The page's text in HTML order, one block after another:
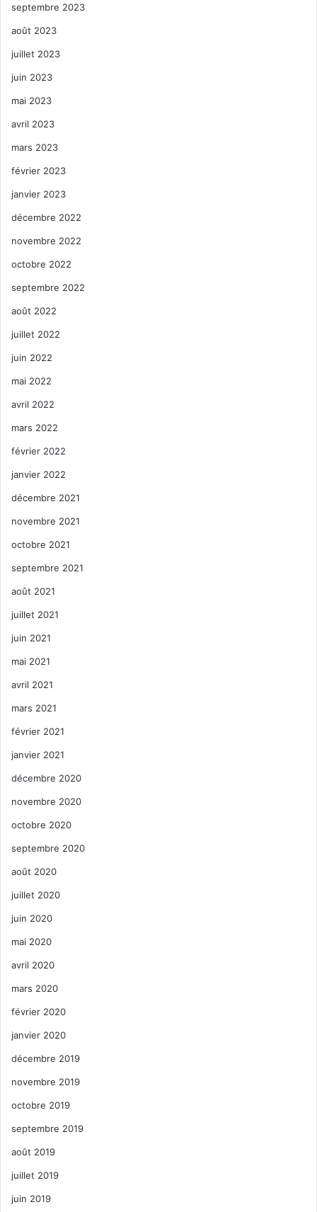
septembre 2023
août 2023
juillet 2023
juin 2023
mai 2023
avril 2023
mars 2023
février 2023
janvier 2023
décembre 2022
novembre 2022
octobre 2022
septembre 2022
août 2022
juillet 2022
juin 2022
mai 2022
avril 2022
mars 2022
février 2022
janvier 2022
décembre 2021
novembre 2021
octobre 2021
septembre 2021
août 2021
juillet 2021
juin 2021
mai 2021
avril 2021
mars 2021
février 2021
janvier 2021
décembre 2020
novembre 2020
octobre 2020
septembre 2020
août 2020
juillet 2020
juin 2020
mai 2020
avril 2020
mars 2020
février 2020
janvier 2020
décembre 2019
novembre 2019
octobre 2019
septembre 2019
août 2019
juillet 2019
juin 2019